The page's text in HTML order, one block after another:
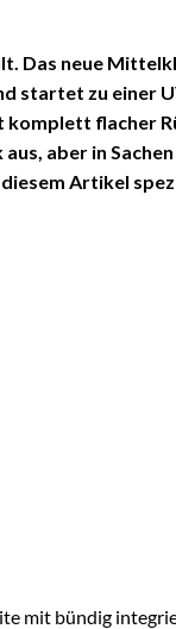
Das neue
startet zu einer
flacher
aber in
Artikel
mit bündig